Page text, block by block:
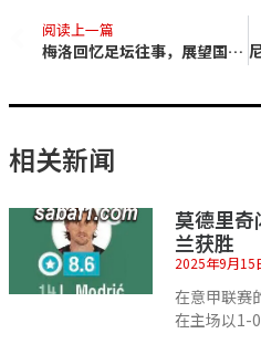
阅读上一篇
梅洛回忆足坛往事，展望国米尤文对决
相关新闻
莫德里
兰获胜
2025年9月15
在意甲联赛
在主场以1-